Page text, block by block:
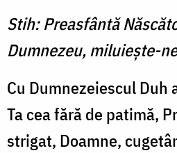
Stih: Preasfântă
Dumnezeu, miluieşte-
Cu Dumnezeiescul
Ta cea fără de patimă,
strigat, Doam­ne,